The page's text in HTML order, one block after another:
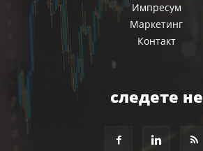
Импресум
Маркетинг
Контакт
следете не